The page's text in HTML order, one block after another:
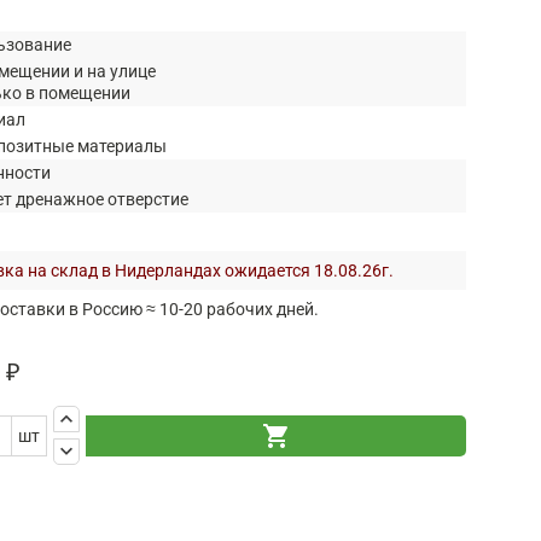
и на улице
в помещении
материалы
дренажное отверстие
на склад в Нидерландах ожидается 18.08.26г.
в Россию ≈ 10-20 рабочих дней.
₽
шт
keyboard_arrow_up
keyboard_arrow_down
shopping_cart